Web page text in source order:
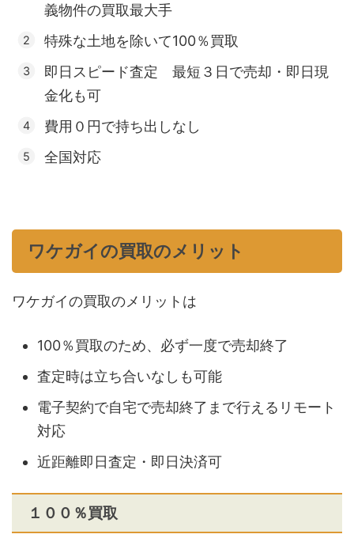
義物件の買取最大手
特殊な土地を除いて100％買取
即日スピード査定 最短３日で売却・即日現
金化も可
費用０円で持ち出しなし
全国対応
ワケガイの買取のメリット
ワケガイの買取のメリットは
100％買取のため、必ず一度で売却終了
査定時は立ち合いなしも可能
電子契約で自宅で売却終了まで行えるリモート
対応
近距離即日査定・即日決済可
１００％買取